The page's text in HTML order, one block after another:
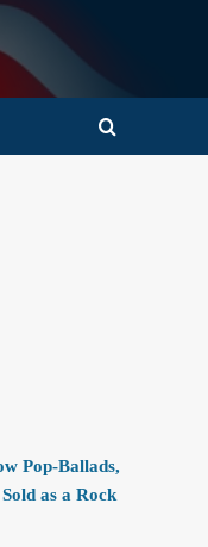
Pop-Ballads,
as a Rock